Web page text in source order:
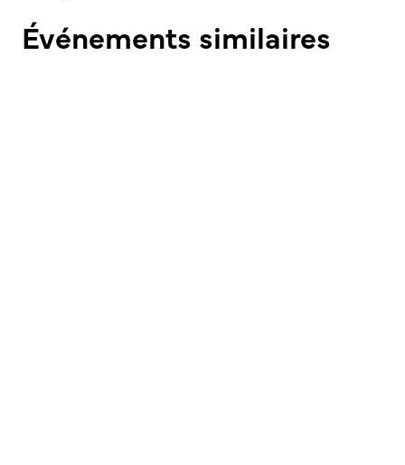
Événements similaires